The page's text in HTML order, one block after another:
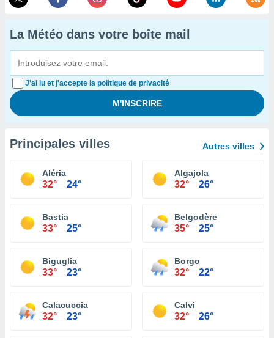
La Météo dans votre boîte mail
J'ai lu et j'accepte la politique de privacité
Principales villes Autres villes
Aléria
32° 24°
Algajola
32° 26°
Bastia
33° 25°
Belgodère
35° 25°
Biguglia
33° 23°
Borgo
32° 22°
Calacuccia
32° 23°
Calvi
32° 26°